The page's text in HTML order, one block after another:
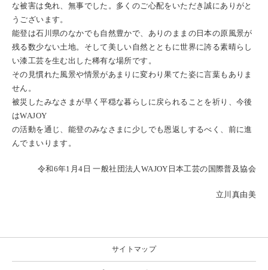
な被害は免れ、無事でした。多くのご心配をいただき誠にありがと
うございます。
能登は石川県のなかでも自然豊かで、ありのままの日本の原風景が
残る数少ない土地。そして美しい自然とともに世界に誇る素晴らし
い漆工芸を生む出した稀有な場所です。
その見慣れた風景や情景があまりに変わり果てた姿に言葉もありま
せん。
被災したみなさまが早く平穏な暮らしに戻られることを祈り、今後
はWAJOY
の活動を通じ、能登のみなさまに少しでも恩返しするべく、前に進
んでまいります。
令和6年1 月4 日 一般社団法人 WAJOY 日本工芸の国際普及協会
立川真由美
サイトマップ